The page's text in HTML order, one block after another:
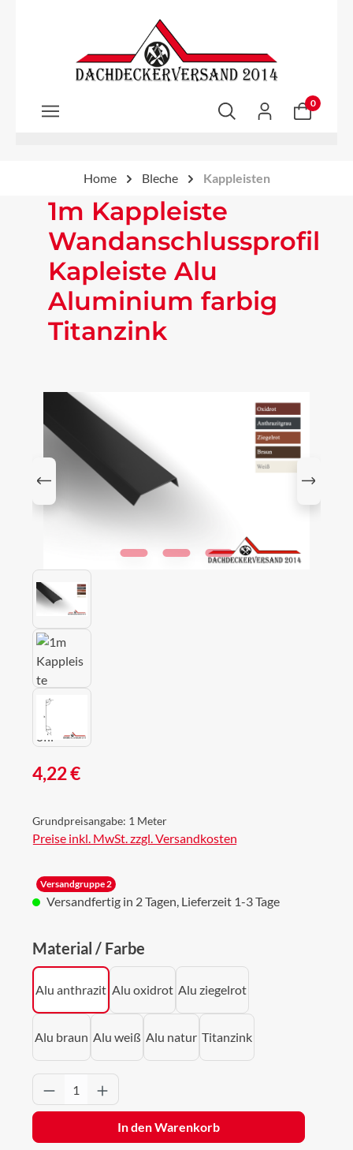
Zum Hauptinhalt springen
0
Home Bleche Kappleisten
1m Kappleiste
Wandanschlussprofil
Kapleiste Alu
Aluminium farbig
Titanzink
Bildergalerie überspringen
Regulärer Preis:
4,22 €
Grundpreisangabe: 1 Meter
Preise inkl. MwSt. zzgl. Versandkosten
Versandgruppe 2
Versandfertig in 2 Tagen, Lieferzeit 1-3 Tage
Material / Farbe
Alu anthrazit Alu oxidrot Alu ziegelrot
Alu braun Alu weiß Alu natur Titanzink
Produkt Anzahl: Gib den gewünschten
In den Warenkorb